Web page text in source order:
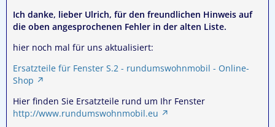
Ich danke, lieber Ulrich, für den freundlichen Hinweis auf
die oben angesprochenen Fehler in der alten Liste.
hier noch mal für uns aktualisiert:
Ersatzteile für Fenster S.2 - rundumswohnmobil - Online-
Shop
Hier finden Sie Ersatzteile rund um Ihr Fenster
http://www.rundumswohnmobil.eu